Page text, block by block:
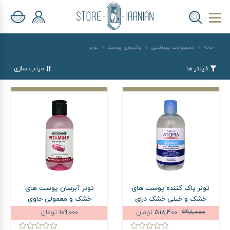
خانه محصولات بهداشتی پاکسازی پوست تونر
فیلتر ها مرتب سازی
تونر پاک کننده پوست های
خشک و خیلی خشک درای
ریلیف آردن آتوپیا وزن 250
گرم
648,000
518,400 تومان
تونر آبرسان پوست های
خشک و معمولی حاوی
میلی لیتر
109,000 تومان